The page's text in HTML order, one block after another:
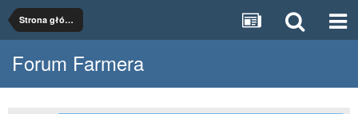
Strona główna
Forum Farmera